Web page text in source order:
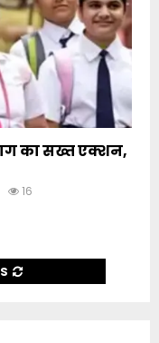
का सख्त एक्शन,
16